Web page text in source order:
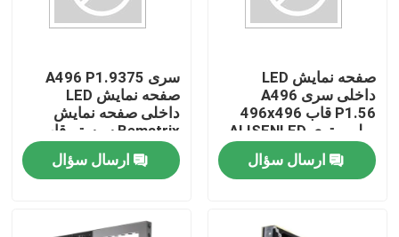
صفحه نمایش LED
داخلی سری A496
P1.56 قاب 496x496
میلی متری ALISENLED
کابینت آلومینیومی ریخته
گری دایکاست 90 درجهارسال سؤال
سری A496 P1.9375
صفحه نمایش LED
داخلی صفحه نمایش
Bematrix سیستم قاب
نمایشگاهی GOB
496x496mm کابینت
آلومینیومی دایکاست
ارسال سؤال